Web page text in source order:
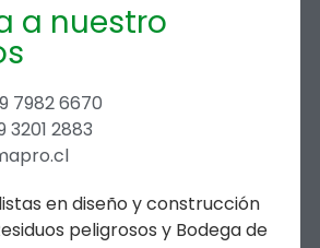
a nuestro
7982 6670
3201 2883
en diseño y construcción
peligrosos y Bodega de